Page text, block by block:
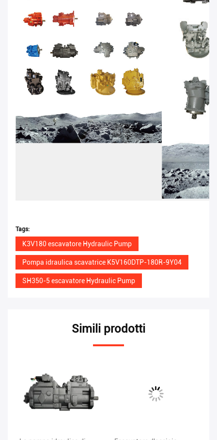
Tags:
K3V180 escavatore Hydraulic Pump
Pompa idraulica scavatrice K5V160DTP-180R-9Y04
SH350-5 escavatore Hydraulic Pump
Simili prodotti